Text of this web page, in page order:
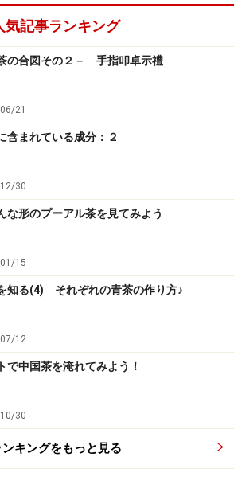
ものです。最新の内容をご確認くださ
データは、取材時または記事公開時点で
1/2 次のページへ
気記事ランキング
の合図その２－ 手指叩卓示禮
21
含まれている成分：２
30
な形のプーアル茶を見てみよう
15
知る(4) それぞれの青茶の作り方♪
12
で中国茶を淹れてみよう！
30
ンキングをもっと見る